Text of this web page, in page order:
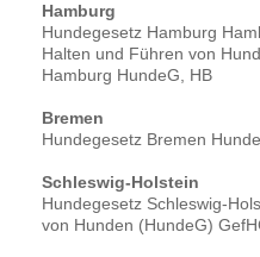
Hamburg
Hundegesetz Hamburg
Halten und Führen von
Hamburg HundeG, HB
Bremen
Hundegesetz Bremen
Schleswig-Holstein
Hundegesetz Schleswig-
von Hunden (HundeG)